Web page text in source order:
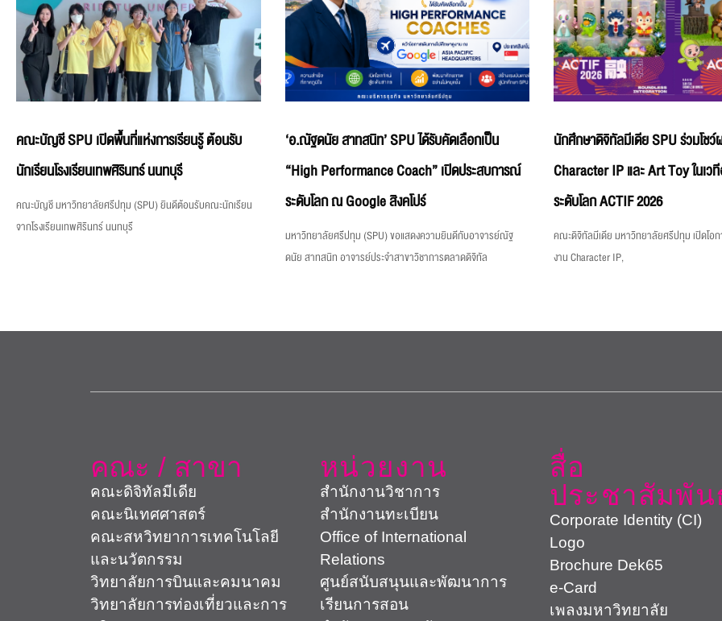
คณะบัญชี SPU เปิดพื้นที่แห่งการเรียนรู้ ต้อนรับ
นักเรียนโรงเรียนเทพศิรินทร์ นนทบุรี
คณะบัญชี มหาวิทยาลัยศรีปทุม (SPU) ยินดีต้อนรับคณะนักเรียน
จากโรงเรียนเทพศิรินทร์ นนทบุรี
‘อ.ณัฐดนัย สาทสนิท’ SPU ได้รับคัดเลือกเป็น
“High Performance Coach” เปิดประสบการณ์
ระดับโลก ณ Google สิงคโปร์
มหาวิทยาลัยศรีปทุม (SPU) ขอแสดงความยินดีกับอาจารย์ณัฐ
ดนัย สาทสนิท อาจารย์ประจำสาขาวิชาการตลาดดิจิทัล
นักศึกษาดิจิทัลมีเดีย SPU ร่วมโชว์
Character IP และ Art Toy ในเว
ระดับโลก ACTIF 2026
คณะดิจิทัลมีเดีย มหาวิทยาลัยศรีปทุม เปิดโอ
งาน Character IP,
คณะ / สาขา
คณะดิจิทัลมีเดีย
คณะนิเทศศาสตร์
คณะสหวิทยาการเทคโนโลยี
และนวัตกรรม
วิทยาลัยการบินและคมนาคม
วิทยาลัยการท่องเที่ยวและการ
หน่วยงาน
สำนักงานวิชาการ
สำนักงานทะเบียน
Office of International
Relations
ศูนย์สนับสนุนและพัฒนาการ
เรียนการสอน
สื่อ
ประชาสัมพัน
Corporate Identity (CI)
Logo
Brochure Dek65
e-Card
เพลงมหาวิทยาลัย